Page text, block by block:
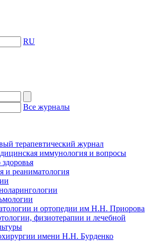
RU
Все журналы
терапевтический журнал
иммунология и вопросы
и реаниматология
и ортопедии им Н.Н. Приорова
физиотерапии и лечебной
имени Н.Н. Бурденко